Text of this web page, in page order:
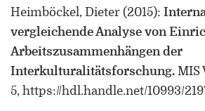
Heimböckel, Dieter (2015):
vergleichende Analyse von
Arbeitszusammenhängen der
Interkulturalitätsforschung. MIS
5, https://hdl.handle.net/10993/